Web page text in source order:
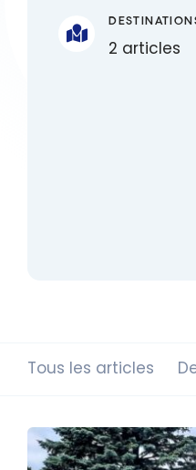
2 articles
Tous les articles